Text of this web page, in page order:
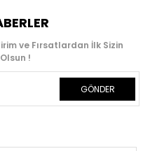
ve Fırsatlardan İlk Sizin
!
GÖNDER